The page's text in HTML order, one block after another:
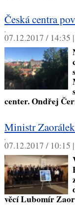
Česká centra
,
07.12.2017 / 14:35 |
center. Ondřej
Ministr
,
07.12.2017 / 10:15 |
věcí Lubomír